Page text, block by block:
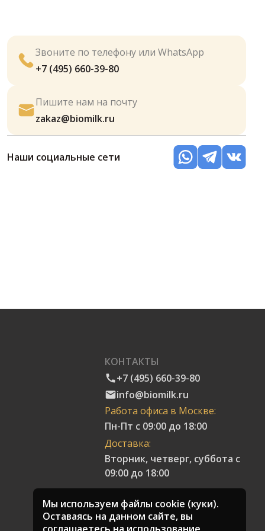
Звоните по телефону или WhatsApp
+7 (495) 660-39-80
Пишите нам на почту
zakaz@biomilk.ru
Наши социальные сети
КОНТАКТЫ
+7 (495) 660-39-80
info@biomilk.ru
Работа офиса в Москве:
Пн-Пт с 09:00 до 18:00
Доставка:
Вторник, четверг, суббота с
09:00 до 18:00
Мы используем файлы cookie (куки).
Оставаясь на данном сайте, вы